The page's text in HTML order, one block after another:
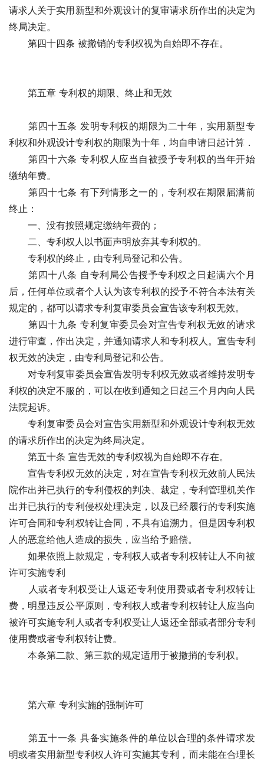
请求人关于实用新型和外观设计的复审请求所作出的决定为
终局决定。
第四十四条 被撤销的专利权视为自始即不存在。
第五章 专利权的期限、终止和无效
第四十五条 发明专利权的期限为二十年，实用新型专
利权和外观设计专利权的期限为十年，均自申请日起计算．
第四十六条 专利权人应当自被授予专利权的当年开始
缴纳年费。
第四十七条 有下列情形之一的，专利权在期限届满前
终止：
一、没有按照规定缴纳年费的；
二、专利权人以书面声明放弃其专利权的。
专利权的终止，由专利局登记和公告。
第四十八条 自专利局公告授予专利权之日起满六个月
后，任何单位或者个人认为该专利权的授予不符合本法有关
规定的，都可以请求专利复审委员会宣告该专利权无效。
第四十九条 专利复审委员会对宣告专利权无效的请求
进行审查，作出决定，并通知请求人和专利权人。宣告专利
权无效的决定，由专利局登记和公告。
对专利复审委员会宣告发明专利权无效或者维持发明专
利权的决定不服的，可以在收到通知之日起三个月内向人民
法院起诉。
专利复审委员会对宣告实用新型和外观设计专利权无效
的请求所作出的决定为终局决定。
第五十条 宣告无效的专利权视为自始即不存在。
宣告专利权无效的决定，对在宣告专利权无效前人民法
院作出并已执行的专利侵权的判决、裁定，专利管理机关作
出并已执行的专利侵权处理决定，以及已经履行的专利实施
许可合同和专利权转让合同，不具有追溯力。但是因专利权
人的恶意给他人造成的损失，应当给予赔偿。
如果依照上款规定，专利权人或者专利权转让人不向被
许可实施专利
人或者专利权受让人返还专利使用费或者专利权转让
费，明显违反公平原则，专利权人或者专利权转让人应当向
被许可实施专利人或者专利权受让人返还全部或者部分专利
使用费或者专利权转让费。
本条第二款、第三款的规定适用于被撤捎的专利权。
第六章 专利实施的强制许可
第五十一条 具备实施条件的单位以合理的条件请求发
明或者实用新型专利权人许可实施其专利，而未能在合理长